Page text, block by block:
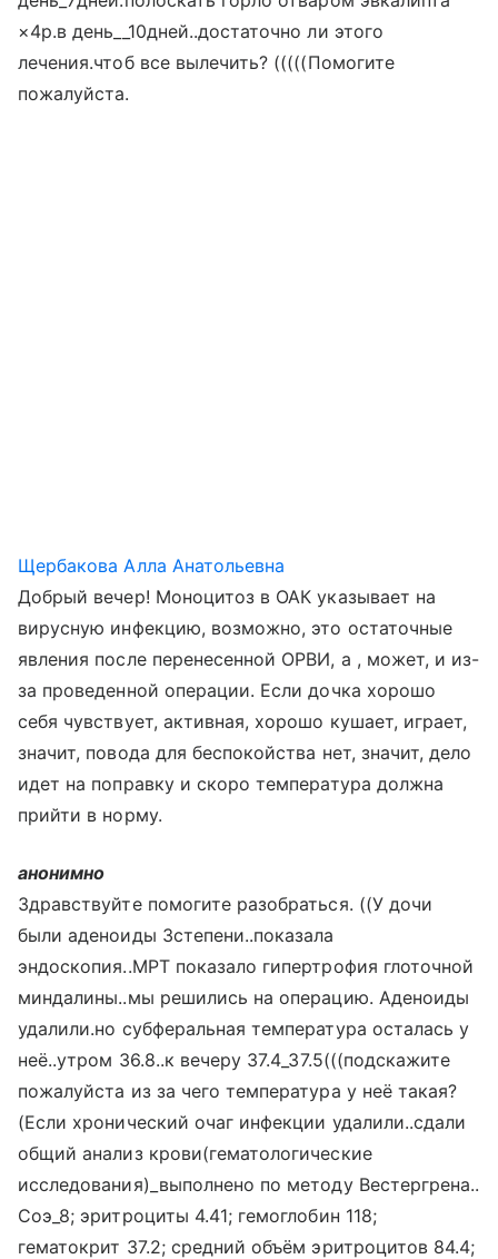
×4р.в день__10дней..достаточно ли этого
лечения.чтоб все вылечить? (((((Помогите
пожалуйста.
Щербакова Алла Анатольевна
Добрый вечер! Моноцитоз в ОАК указывает на
вирусную инфекцию, возможно, это остаточные
явления после перенесенной ОРВИ, а , может, и из-
за проведенной операции. Если дочка хорошо
себя чувствует, активная, хорошо кушает, играет,
значит, повода для беспокойства нет, значит, дело
идет на поправку и скоро температура должна
прийти в норму.
анонимно
Здравствуйте помогите разобраться. ((У дочи
были аденоиды 3степени..показала
эндоскопия..МРТ показало гипертрофия глоточной
миндалины..мы решились на операцию. Аденоиды
удалили.но субферальная температура осталась у
неё..утром 36.8..к вечеру 37.4_37.5(((подскажите
пожалуйста из за чего температура у неё такая?
(Если хронический очаг инфекции удалили..сдали
общий анализ крови(гематологические
исследования)_выполнено по методу Вестергрена..
Соэ_8; эритроциты 4.41; гемоглобин 118;
гематокрит 37.2; средний объём эритроцитов 84.4;